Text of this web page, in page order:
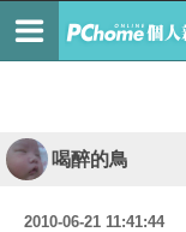
喝醉的鳥
2010-06-21 11:41:44